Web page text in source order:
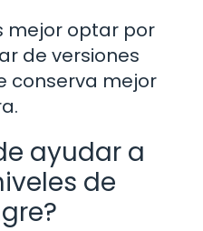
mejor optar por
de versiones
conserva mejor
ayudar a
de